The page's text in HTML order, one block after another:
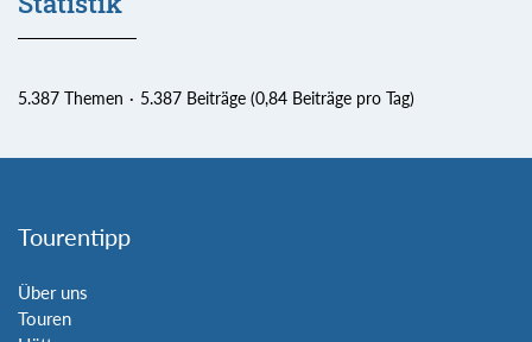
5.387 Themen 5.387 Beiträge (0,84 Beiträge pro Tag)
Tourentipp
Über uns
Touren